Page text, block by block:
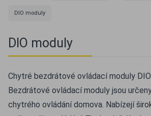
DIO moduly
DIO moduly
Chytré bezdrátové ovládací moduly DIO
Bezdrátové ovládací moduly jsou
chytrého ovládání domova. Nabízejí